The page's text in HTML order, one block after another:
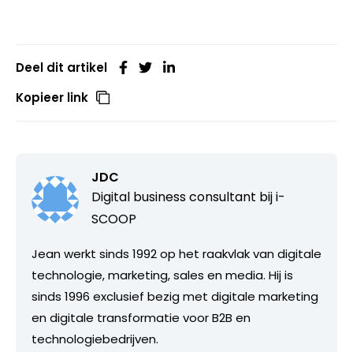
Deel dit artikel
Kopieer link
JDC
Digital business consultant biji-
SCOOP
Jean werkt sinds 1992 op het raakvlak van digitale
technologie, marketing, sales en media. Hij is
sinds 1996 exclusief bezig met digitale marketing
en digitale transformatie voor B2B en
technologiebedrijven.